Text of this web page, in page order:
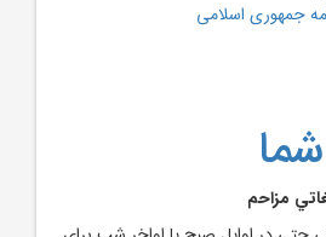
جمهوری اسلامی
مزاحم